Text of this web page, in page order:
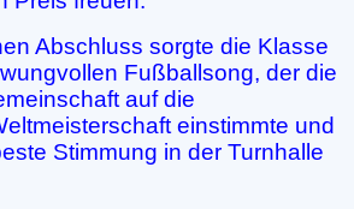
Abschluss sorgte die Klasse
Fußballsong, der die
auf die
einstimmte und
Stimmung in der Turnhalle